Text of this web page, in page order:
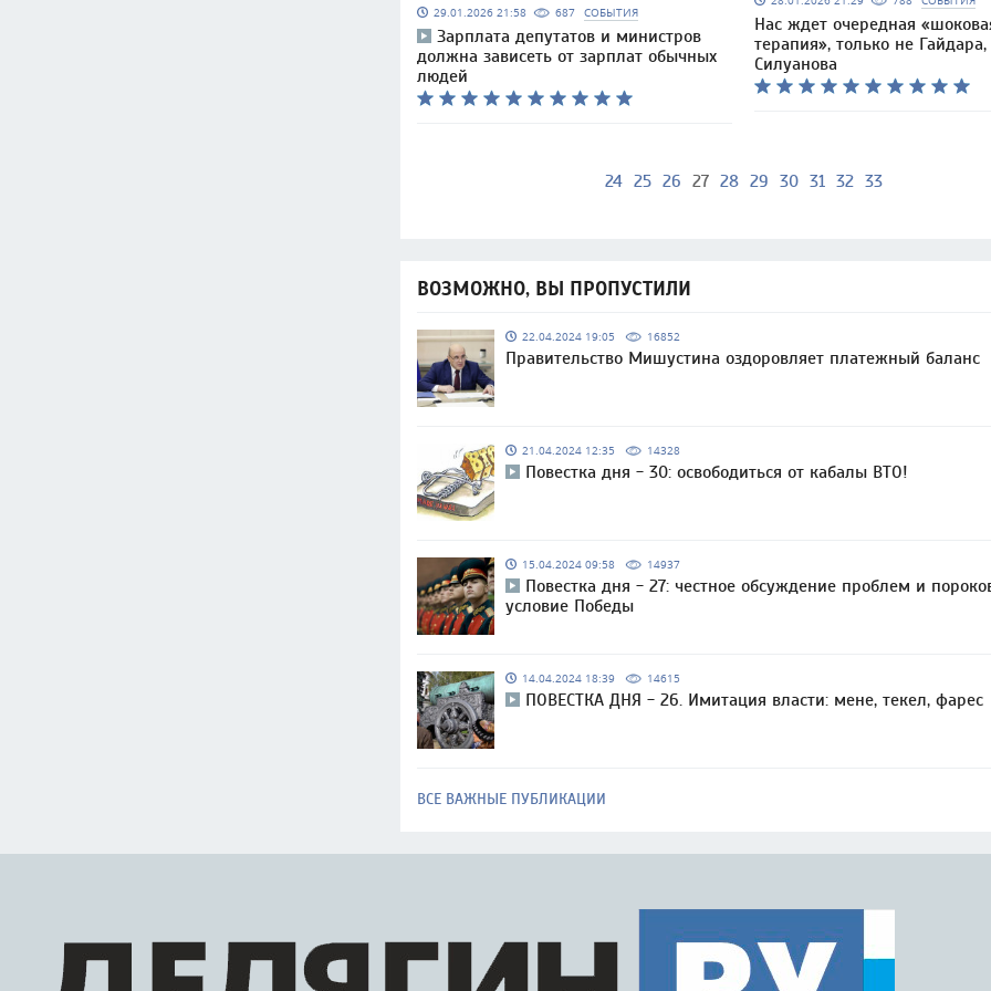
29.01.2026 21:58 687 СОБЫТИЯ
Зарплата депутатов и министров
должна зависеть от зарплат обычных
людей
Нас ждет очередная
терапия», только не Гайдара,
Силуанова
24 25 26 27 28 29 30 31 32 33
ВОЗМОЖНО, ВЫ ПРОПУСТИЛИ
22.04.2024 19:05 16852
Правительство Мишустина оздоровляет платежный баланс
21.04.2024 12:35 14328
Повестка дня - 30: освободиться от кабалы ВТО!
15.04.2024 09:58 14937
Повестка дня - 27: честное обсуждение проблем и
условие Победы
14.04.2024 18:39 14615
ПОВЕСТКА ДНЯ - 26. Имитация власти: мене, текел, фарес
ВСЕ ВАЖНЫЕ ПУБЛИКАЦИИ